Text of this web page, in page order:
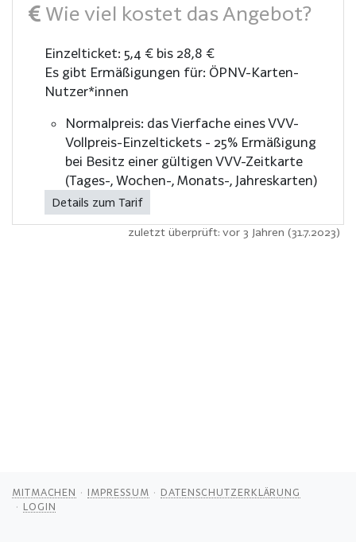
Wie viel kostet das Angebot?
Einzelticket: 5,4 € bis 28,8 €
Es gibt Ermäßigungen für: ÖPNV-Karten-
Nutzer*innen
Normalpreis: das Vierfache eines VVV-
Vollpreis-Einzeltickets - 25% Ermäßigung
bei Besitz einer gültigen VVV-Zeitkarte
(Tages-, Wochen-, Monats-, Jahreskarten)
Details zum Tarif
zuletzt überprüft: vor 3 Jahren (31.7.2023)
MITMACHEN IMPRESSUM
DATENSCHUTZERKLÄRUNG
LOGIN